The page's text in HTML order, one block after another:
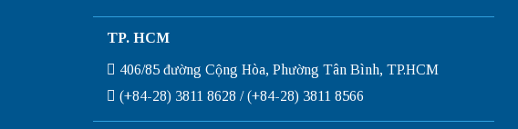
TP. HCM
406/85 đường Cộng Hòa, Phường Tân Bình, TP.HCM
(+84-28) 3811 8628 / (+84-28) 3811 8566